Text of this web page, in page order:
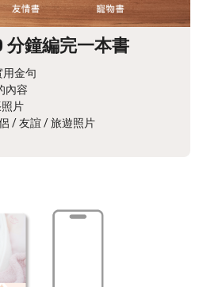
分鐘編完一本書
用金句
內容
片
/ 友誼 / 旅遊照片